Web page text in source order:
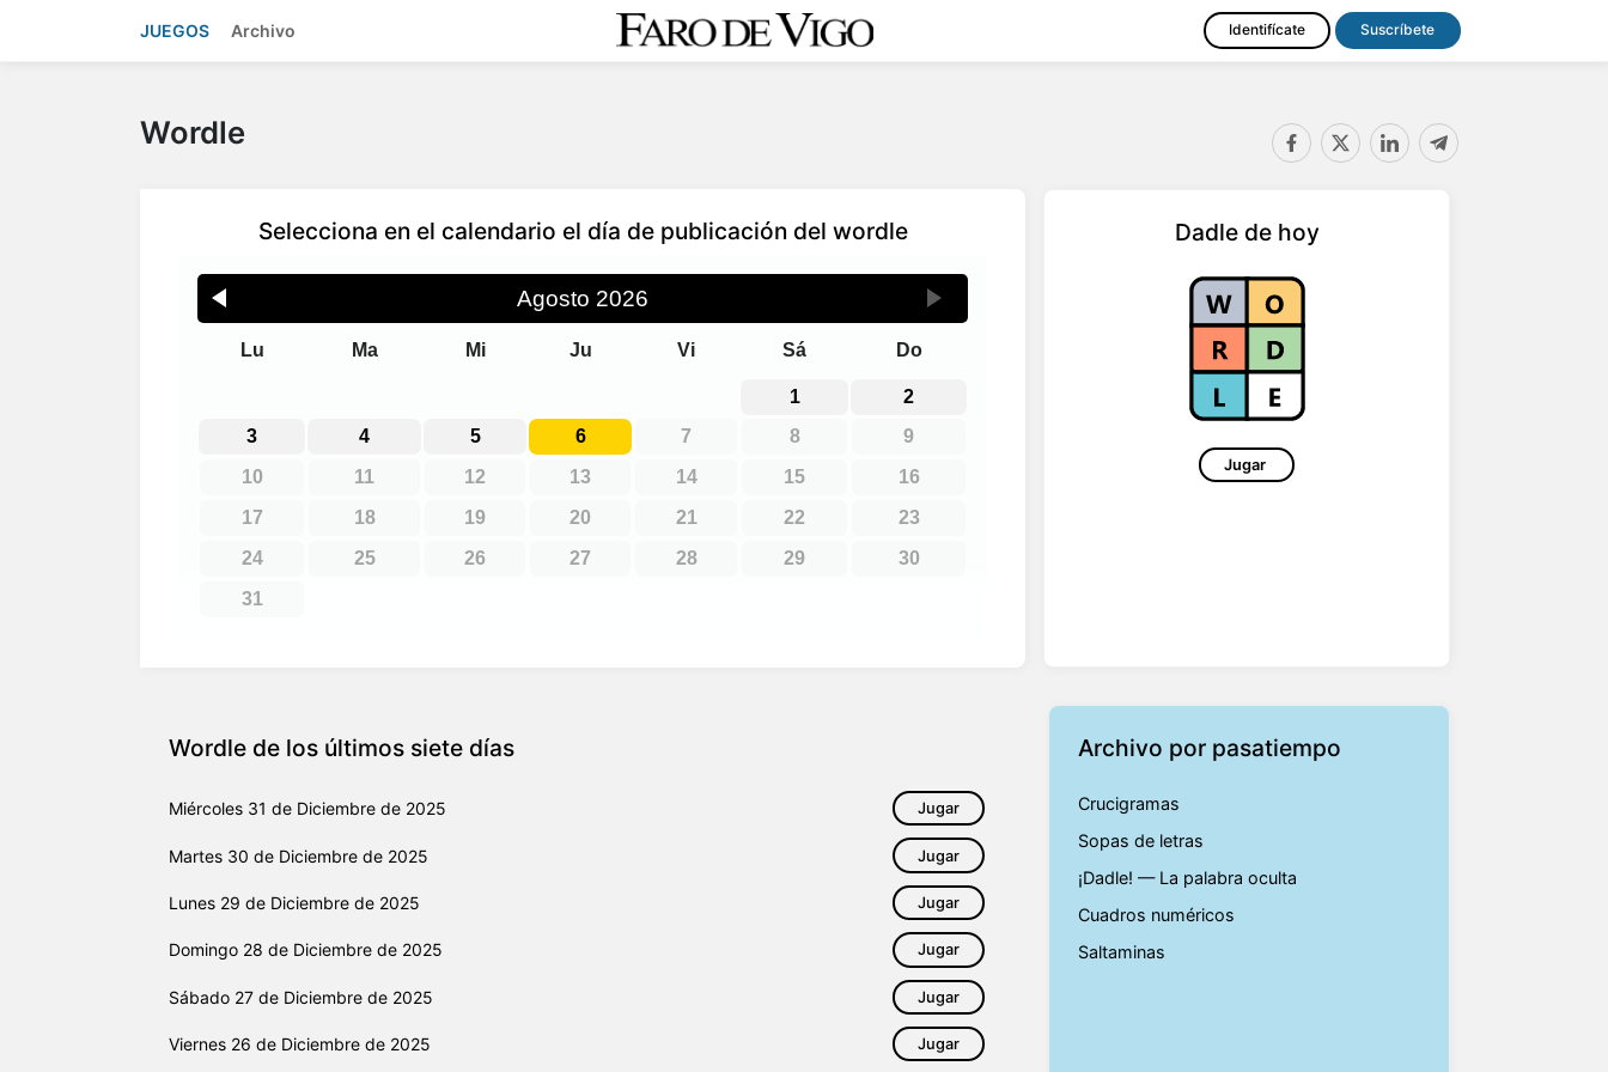
JUEGOS Archivo Identifícate Suscríbete
Wordle
Selecciona en el calendario el día de publicación del wordle
Agosto 2026
Lu Ma Mi Ju Vi Sá Do
1
2
3
4 5 6 7 8
9
10
11 12 13 14 15
16
17
18 19 20 21 22
23
24
25 26 27 28 29
30
31
Dadle de hoy
Jugar
Wordle de los últimos siete días
Miércoles 31 de Diciembre de 2025 Jugar
Martes 30 de Diciembre de 2025 Jugar
Lunes 29 de Diciembre de 2025 Jugar
Domingo 28 de Diciembre de 2025 Jugar
Sábado 27 de Diciembre de 2025 Jugar
Viernes 26 de Diciembre de 2025 Jugar
Archivo por pasatiempo
Crucigramas
Sopas de letras
¡Dadle! — La palabra oculta
Cuadros numéricos
Saltaminas